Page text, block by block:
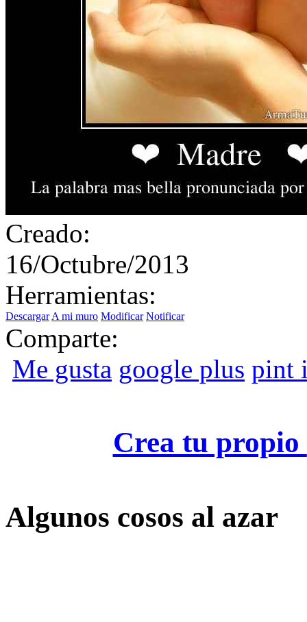
Creado:
16/Octubre/2013
Herramientas:
Descargar A mi muro Modificar Notificar
Comparte:
Me gusta google plus pint
Crea tu propio
Algunos cosos al azar